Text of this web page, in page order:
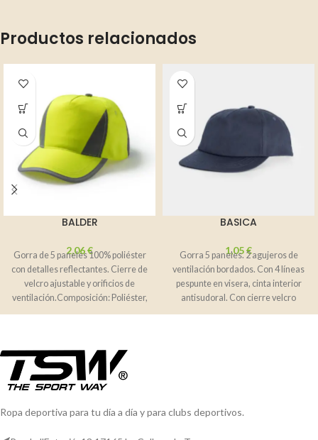
Productos relacionados
BALDER
2,06€
Gorra de 5 paneles 100% poliéster
con detalles reflectantes. Cierre de
velcro ajustable y orificios de
ventilación.Composición: Poliéster,
180 g/m²Observaciones:
BASICA
1,05€
Gorra 5 paneles. 2 agujeros de
ventilación bordados. Con 4 líneas
pespunte en visera, cinta interior
antisudoral. Con cierre velcro
Ropa deportiva para tu día a día y para clubs deportivos.